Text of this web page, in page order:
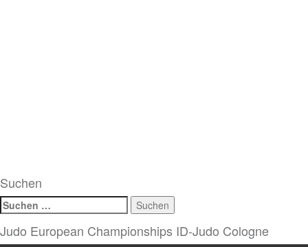
Suchen
Suchen
nach:
Judo European Championships ID-Judo Cologne